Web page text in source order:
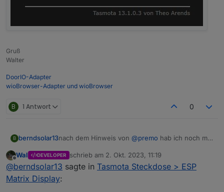
Gruß
Walter
DoorIO-Adapter
wioBrowser-Adapter und wioBrowser
B 1 Antwort 0
B berndsolar13nach dem Hinweis von @premo hab ich noch mal
https://tasmota.github.io/docs/MAX7219/
Das ist ja genau dieses Display was ich
Offline
Wal DEVELOPER schrieb am 2. Okt. 2023, 11:19
zuletzt editiert von
@berndsolar13 sagte in Tasmota Steckdose > ESP
Matrix Display: